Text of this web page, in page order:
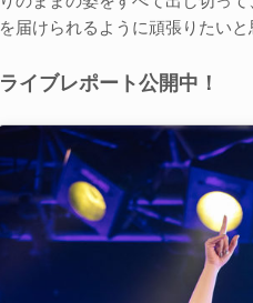
を届けられるように頑張りたいと
ライブレポート公開中！